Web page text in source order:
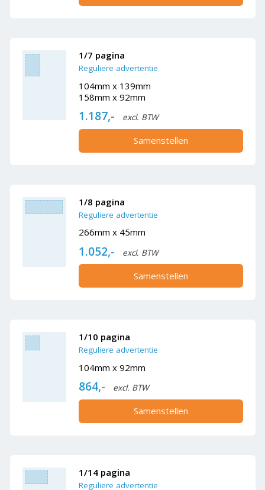
1/7 pagina
Reguliere advertentie
104mm x 139mm
158mm x 92mm
1.187,- excl. BTW
Samenstellen
1/8 pagina
Reguliere advertentie
266mm x 45mm
1.052,- excl. BTW
Samenstellen
1/10 pagina
Reguliere advertentie
104mm x 92mm
864,- excl. BTW
Samenstellen
1/14 pagina
Reguliere advertentie